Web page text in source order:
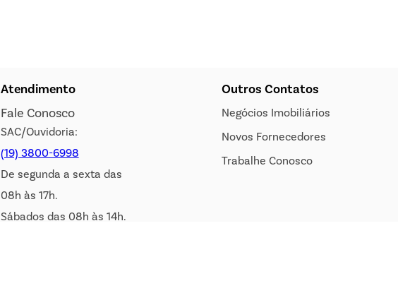
Atendimento
Fale Conosco
SAC/Ouvidoria:
(19) 3800-6998
De segunda a sexta das
08h às 17h.
Sábados das 08h às 14h.
Outros Contatos
Negócios Imobiliários
Novos Fornecedores
Trabalhe Conosco